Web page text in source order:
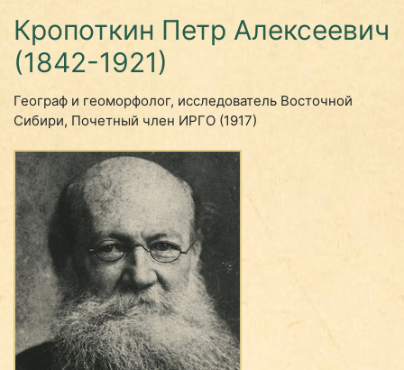
Кропоткин Петр Алексеевич
(1842-1921)
Географ и геоморфолог, исследователь Восточной
Сибири, Почетный член ИРГО (1917)